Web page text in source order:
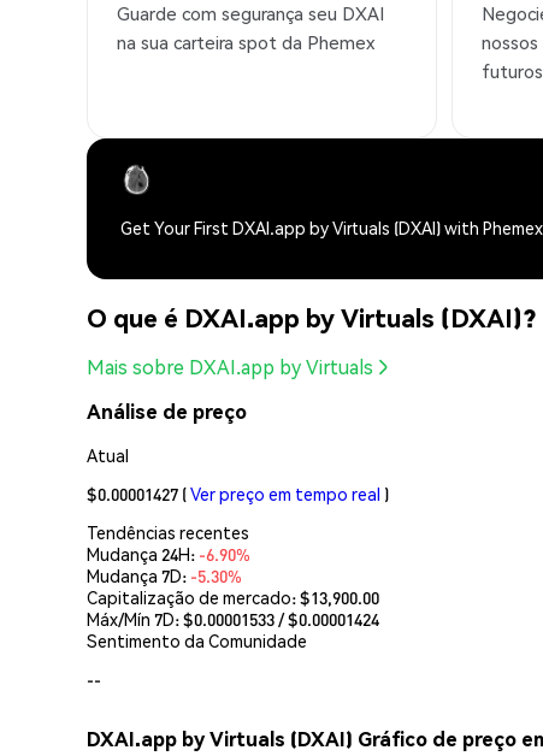
Guarde com segurança seu DXAI
na sua carteira spot da Phemex
futuros
Get Your First DXAI.app by Virtuals (DXAI) with Phemex
O que é DXAI.app by Virtuals (DXAI)?
Mais sobre DXAI.app by Virtuals
Análise de preço
Atual
$0.00001427 (Ver preço em tempo real )
Tendências recentes
Mudança 24H: -6.90%
Mudança 7D: -5.30%
Capitalização de mercado:$13,900.00
Máx/Mín 7D: $0.00001533/ $0.00001424
Sentimento da Comunidade
--
DXAI.app by Virtuals (DXAI) Gráfico de preço